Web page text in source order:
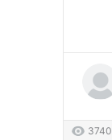
3740